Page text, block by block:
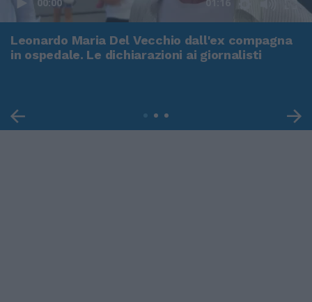
Leonardo Maria Del Vecchio dall'ex compagna
in ospedale. Le dichiarazioni ai giornalisti